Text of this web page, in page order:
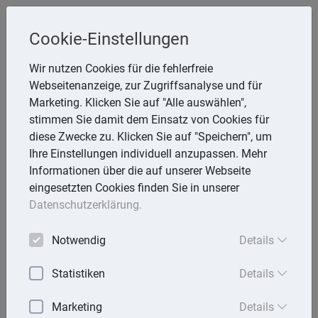
Melzer, StB
Storchsnest 6, 74535 Mainhardt
Telefon: 7903 7736
E-Mail:rathmann.melzer@t-online.de
Lexika
Volltext-Suche in den Lexika
Cookie-Einstellungen
Wir nutzen Cookies für die fehlerfreie
Webseitenanzeige, zur Zugriffsanalyse und für
Marketing. Klicken Sie auf "Alle auswählen",
stimmen Sie damit dem Einsatz von Cookies für
diese Zwecke zu. Klicken Sie auf "Speichern", um
Ihre Einstellungen individuell anzupassen. Mehr
Informationen über die auf unserer Webseite
eingesetzten Cookies finden Sie in unserer
Datenschutzerklärung.
Notwendig Details
Statistiken Details
Marketing Details